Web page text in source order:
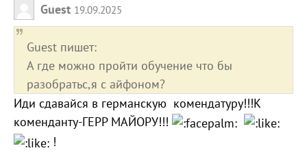
Guest 19.09.2025
Guest пишет:
А где можно пройти обучение что бы
разобратьс,я с айфоном?
Иди сдавайся в германскую комендатуру!!!К
коменданту-ГЕРР МАЙОРУ!!!
!